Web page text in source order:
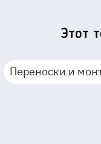
Этот
Переноски и